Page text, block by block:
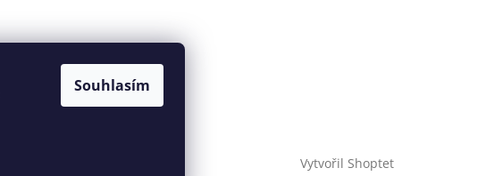
Souhlasím
i
Vytvořil Shoptet